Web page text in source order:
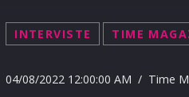
INTERVISTE TIME
04/08/2022 12:00:00 AM / Time